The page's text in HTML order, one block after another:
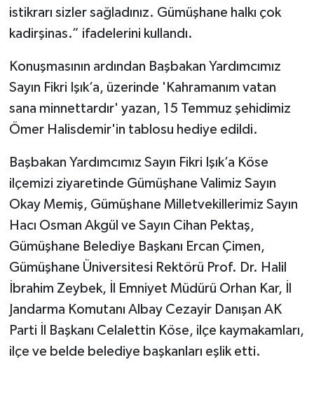
istikrarı sizler sağladınız. Gümüşhane halkı çok
kadirşinas.” ifadelerini kullandı.
Konuşmasının ardından Başbakan Yardımcımız
Sayın Fikri Işık’a, üzerinde 'Kahramanım vatan
sana minnettardır' yazan, 15 Temmuz şehidimiz
Ömer Halisdemir'in tablosu hediye edildi.
Başbakan Yardımcımız Sayın Fikri Işık’a Köse
ilçemizi ziyaretinde Gümüşhane Valimiz Sayın
Okay Memiş, Gümüşhane Milletvekillerimiz Sayın
Hacı Osman Akgül ve Sayın Cihan Pektaş,
Gümüşhane Belediye Başkanı Ercan Çimen,
Gümüşhane Üniversitesi Rektörü Prof. Dr. Halil
İbrahim Zeybek, İl Emniyet Müdürü Orhan Kar, İl
Jandarma Komutanı Albay Cezayir Danışan AK
Parti İl Başkanı Celalettin Köse, ilçe kaymakamları,
ilçe ve belde belediye başkanları eşlik etti.